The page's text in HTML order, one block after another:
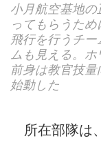
小月航空基地
ってもらうた
飛行を行うチ
ムも見える。ホ
前身は教官技
始動した
所在部隊は